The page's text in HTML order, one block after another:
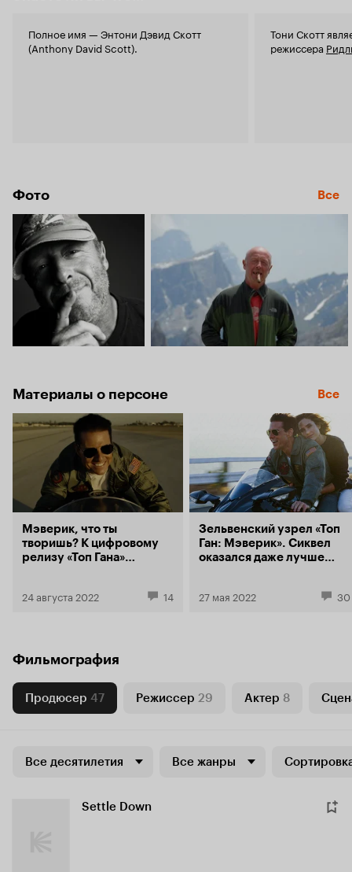
Полное имя — Энтони Дэвид Скотт
(Anthony David Scott).
Тони Скотт
режиссера
Фото Все
Материалы о персоне Все
Мэверик, что ты
творишь? К цифровому
релизу «Топ Гана»
24 августа 2022 14
Зельвенский узрел «Топ
Ган: Мэверик». Сиквел
оказался даже лучше
27 мая 2022 30
Фильмография
Продюсер 47 Режиссер 29 Актер 8
Все десятилетия Все жанры
Settle Down